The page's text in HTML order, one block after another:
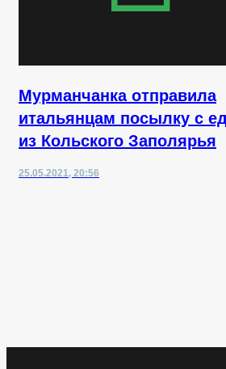
Мурманчанка отправила
итальянцам посылку с
из Кольского Заполярья
25.05.2021, 20:56